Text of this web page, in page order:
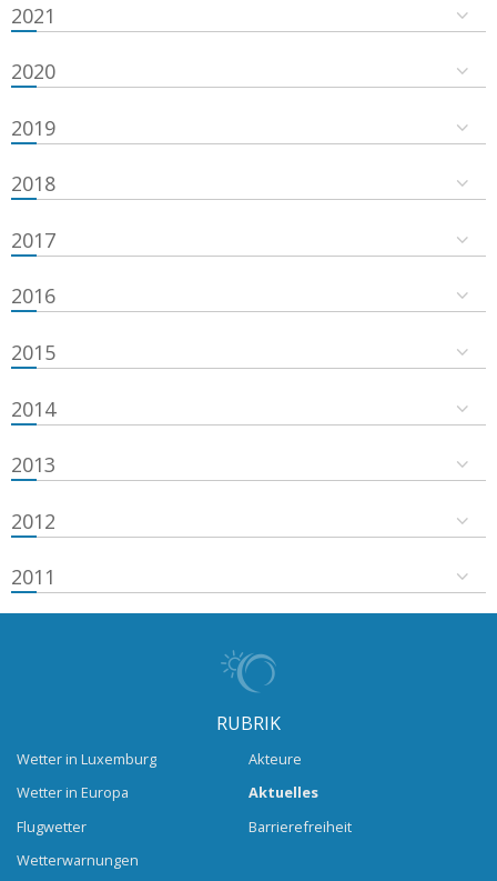
2021
2020
2019
2018
2017
2016
2015
2014
2013
2012
2011
RUBRIK
Wetter in Luxemburg
Wetter in Europa
Flugwetter
Wetterwarnungen
Akteure
Aktuelles
Barrierefreiheit